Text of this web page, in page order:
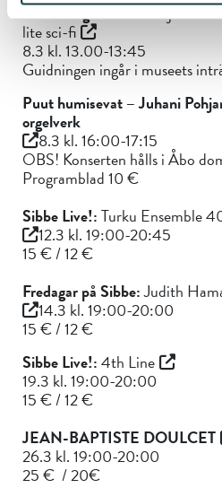
Kuratorn guidar: J.
lite sci-fi
8.3 kl. 13.00-13:45
Guidningen ingår i museets
Puut humisevat – Juhani
orgelverk
8.3 kl. 16:00-17:15
OBS! Konserten hålls i Åbo
Programblad 10 €
Sibbe Live!:Turku Ensemble
12.3 kl. 19:00-20:45
15 € / 12 €
Fredagar på Sibbe:Judith
14.3 kl. 19:00-20:00
15 € / 12 €
Sibbe Live!:4th Line
19.3 kl. 19:00-20:00
15 € / 12 €
JEAN-BAPTISTE DOULCET
26.3 kl. 19:00-20:00
25 € / 20€